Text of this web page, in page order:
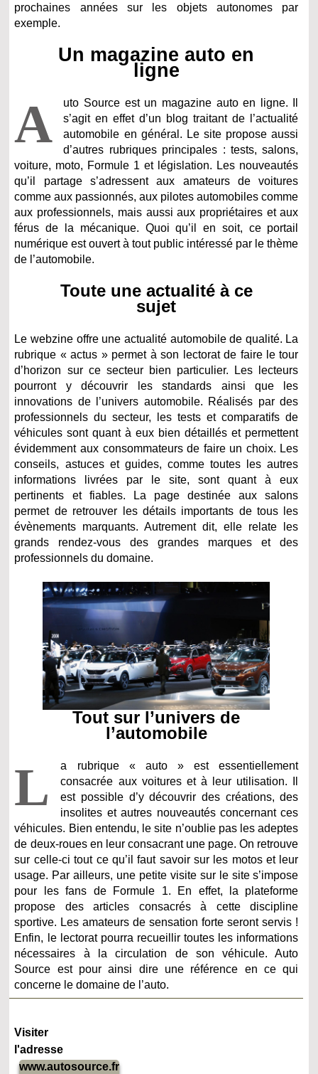
prochaines années sur les objets autonomes par
exemple.
Un magazine auto en
ligne
A
uto Source est un magazine auto en ligne. Il
s’agit en effet d’un blog traitant de l’actualité
automobile en général. Le site propose aussi
d’autres rubriques principales : tests, salons,
voiture, moto, Formule 1 et législation. Les nouveautés
qu’il partage s’adressent aux amateurs de voitures
comme aux passionnés, aux pilotes automobiles comme
aux professionnels, mais aussi aux propriétaires et aux
férus de la mécanique. Quoi qu’il en soit, ce portail
numérique est ouvert à tout public intéressé par le thème
de l’automobile.
Toute une actualité à ce
sujet
Le webzine offre une actualité automobile de qualité. La
rubrique « actus » permet à son lectorat de faire le tour
d’horizon sur ce secteur bien particulier. Les lecteurs
pourront y découvrir les standards ainsi que les
innovations de l’univers automobile. Réalisés par des
professionnels du secteur, les tests et comparatifs de
véhicules sont quant à eux bien détaillés et permettent
évidemment aux consommateurs de faire un choix. Les
conseils, astuces et guides, comme toutes les autres
informations livrées par le site, sont quant à eux
pertinents et fiables. La page destinée aux salons
permet de retrouver les détails importants de tous les
évènements marquants. Autrement dit, elle relate les
grands rendez-vous des grandes marques et des
professionnels du domaine.
Tout sur l’univers de
l’automobile
L
a rubrique « auto » est essentiellement
consacrée aux voitures et à leur utilisation. Il
est possible d’y découvrir des créations, des
insolites et autres nouveautés concernant ces
véhicules. Bien entendu, le site n’oublie pas les adeptes
de deux-roues en leur consacrant une page. On retrouve
sur celle-ci tout ce qu’il faut savoir sur les motos et leur
usage. Par ailleurs, une petite visite sur le site s’impose
pour les fans de Formule 1. En effet, la plateforme
propose des articles consacrés à cette discipline
sportive. Les amateurs de sensation forte seront servis !
Enfin, le lectorat pourra recueillir toutes les informations
nécessaires à la circulation de son véhicule. Auto
Source est pour ainsi dire une référence en ce qui
concerne le domaine de l’auto.
Visiter
l'adresse
www.autosource.fr